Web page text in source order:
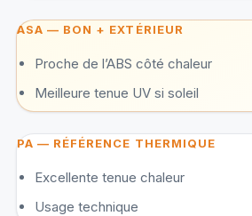
ASA — BON + EXTÉRIEUR
Proche de l’ABS côté chaleur
Meilleure tenue UV si soleil
PA — RÉFÉRENCE THERMIQUE
Excellente tenue chaleur
Usage technique